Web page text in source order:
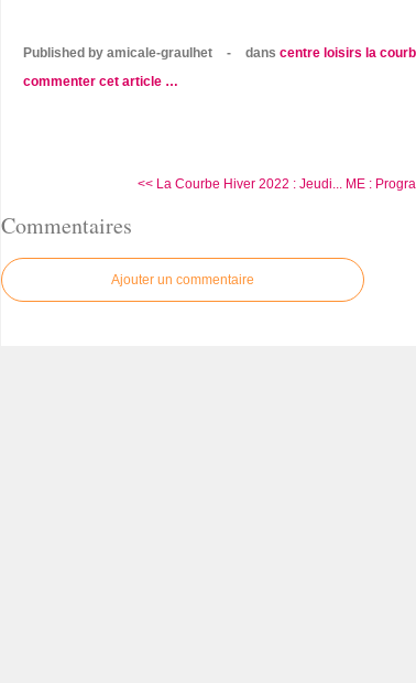
Published by amicale-graulhet - dans centre loisirs la
commenter cet article …
<< La Courbe Hiver 2022 : Jeudi... ME :
Commentaires
Ajouter un commentaire